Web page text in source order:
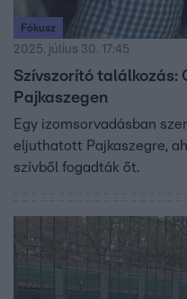
Fókusz
2025. július 30. 17:45
Szívszorító találkozás:
Pajkaszegen
Egy izomsorvadásban
eljuthatott Pajkaszegre,
szívből fogadták őt.